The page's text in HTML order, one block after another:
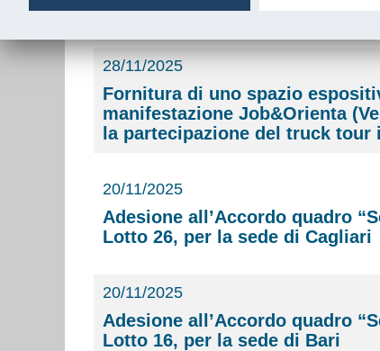
Elenco Bandi in corso
28/11/2025
Fornitura di uno spazio
manifestazione Job&Orienta
la partecipazione del truck tour
20/11/2025
Adesione all’Accordo quadro
Lotto 26, per la sede di Cagliari
20/11/2025
Adesione all’Accordo quadro
Lotto 16, per la sede di Bari